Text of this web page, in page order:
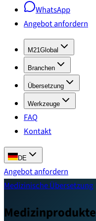
WhatsApp
Angebot anfordern
M21Global
Branchen
Übersetzung
Werkzeuge
FAQ
Kontakt
DE
Angebot anfordern
Medizinische Übersetzung